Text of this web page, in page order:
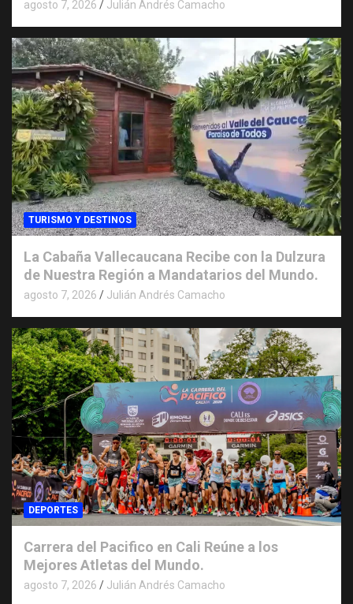
agosto 7, 2026 Julián Andrés Camacho
TURISMO Y DESTINOS
La Cabaña Vallecaucana Recibe con la Dulzura
de Nuestra Región a Mandatarios del Mundo.
agosto 7, 2026 Julián Andrés Camacho
DEPORTES
Carrera del Pacifico en Cali Reúne a los
Mejores Atletas del Mundo.
agosto 7, 2026 Julián Andrés Camacho